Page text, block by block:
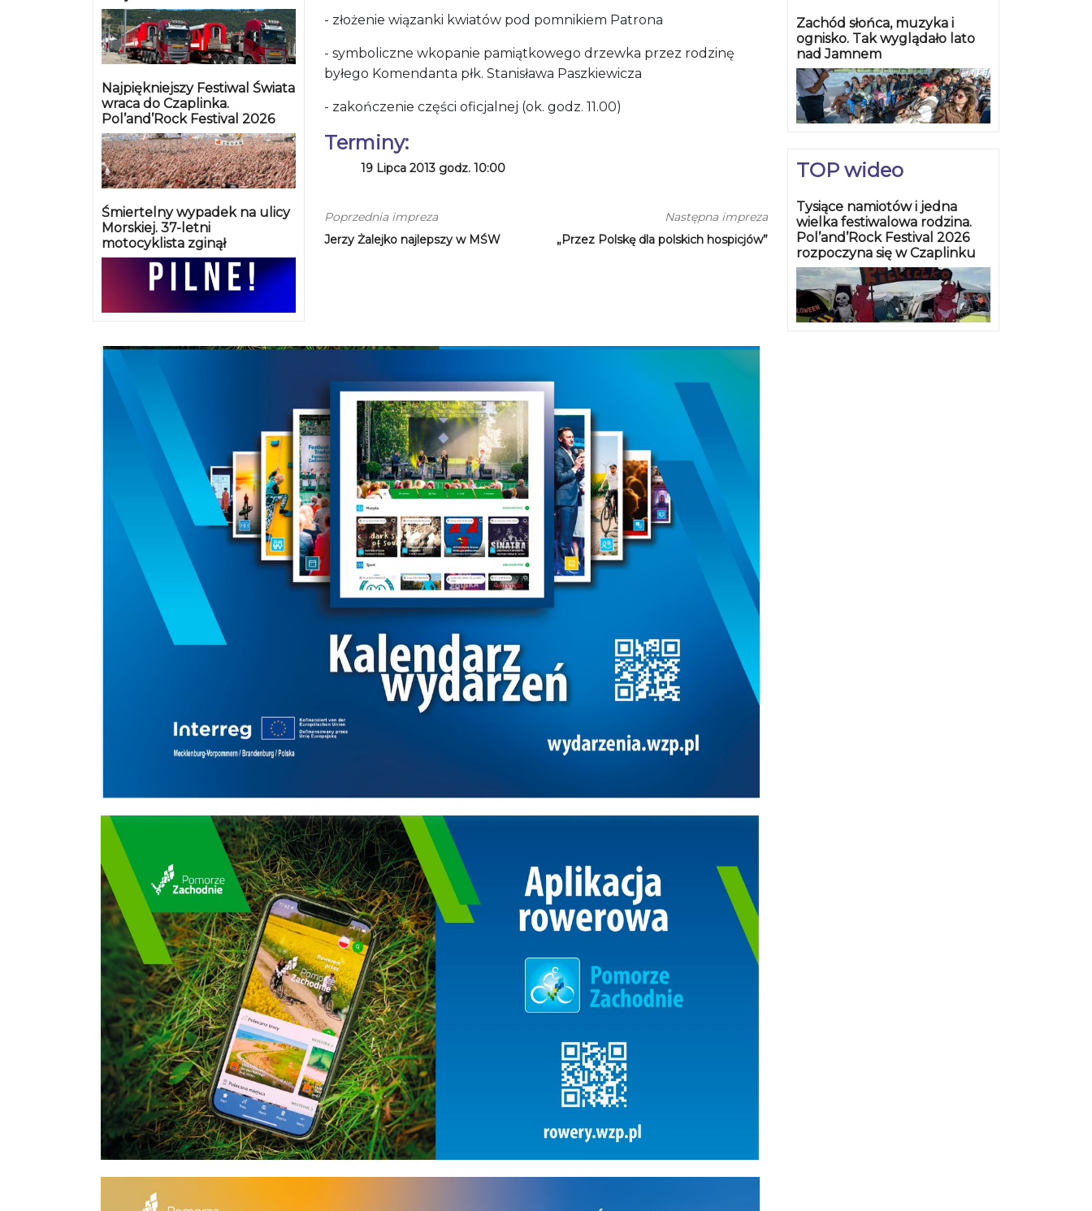
Najpiękniejszy Festiwal Świata
wraca do Czaplinka.
Pol’and’Rock Festival 2026
Śmiertelny wypadek na ulicy
Morskiej. 37-letni
motocyklista zginął
- złożenie wiązanki kwiatów pod pomnikiem Patrona
- symboliczne wkopanie pamiątkowego drzewka przez rodzinę
byłego Komendanta płk. Stanisława Paszkiewicza
- zakończenie części oficjalnej (ok. godz. 11.00)
Terminy:
19 Lipca 2013 godz. 10:00
Poprzednia impreza
Jerzy Żalejko najlepszy w MŚW
Następna impreza
„Przez Polskę dla polskich hospicjów”
Zachód słońca, muzyka i
ognisko. Tak wyglądało lato
nad Jamnem
TOP wideo
Tysiące namiotów i jedna
wielka festiwalowa rodzina.
Pol’and’Rock Festival 2026
rozpoczyna się w Czaplinku